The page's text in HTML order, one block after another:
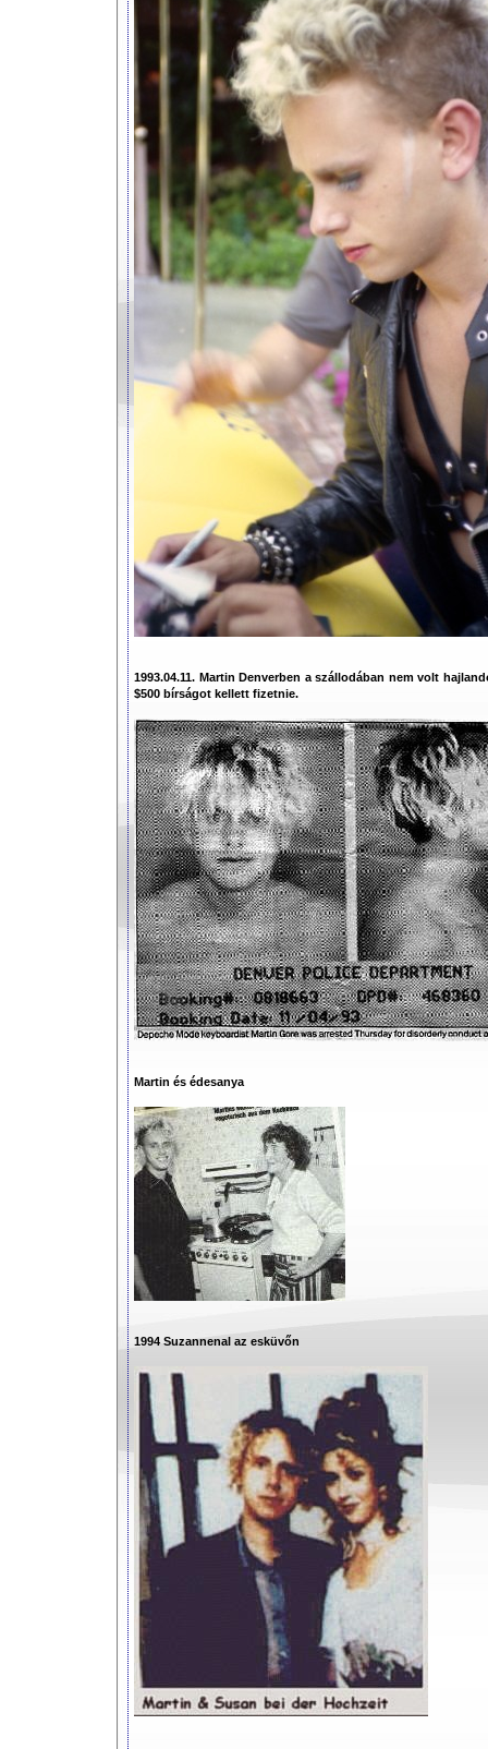
1993.04.11. Martin Denverben a szállodában nem volt
$500 bírságot kellett fizetnie.
Martin és édesanya
1994 Suzannenal az esküvőn